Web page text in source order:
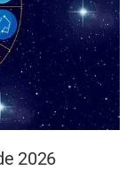
2026